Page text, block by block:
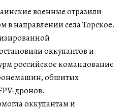
военные отразили
в направлении села Торское.
оккупантов и
российское командование
обшитых
дронов.
оккупантам и